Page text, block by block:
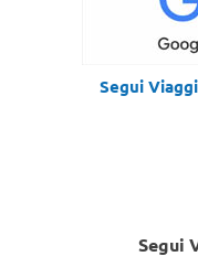
Segui
Segui